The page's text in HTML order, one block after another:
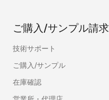
ご購入/サンプル請求
技術サポート
ご購入/サンプル
在庫確認